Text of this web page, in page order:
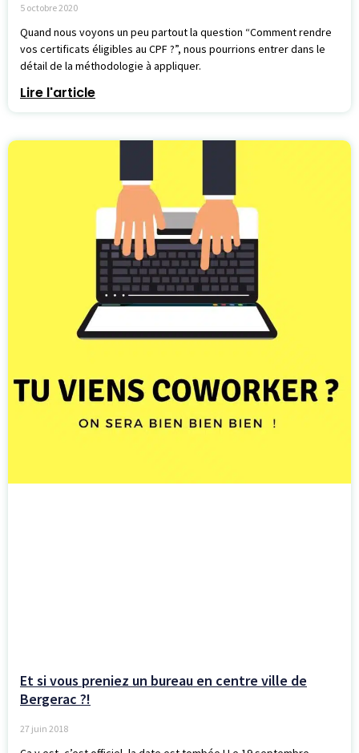
5 octobre 2020
Quand nous voyons un peu partout la question “Comment rendre
vos certificats éligibles au CPF ?”, nous pourrions entrer dans le
détail de la méthodologie à appliquer.
Lire l'article
Et si vous preniez un bureau en centre ville de
Bergerac ?!
27 juin 2018